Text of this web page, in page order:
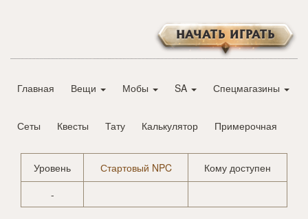
НАЧАТЬ ИГРАТЬ
Главная Вещи Мобы SA Спецмагазины
Сеты Квесты Тату Калькулятор Примерочная
Уровень Стартовый NPC
Кому доступен
-